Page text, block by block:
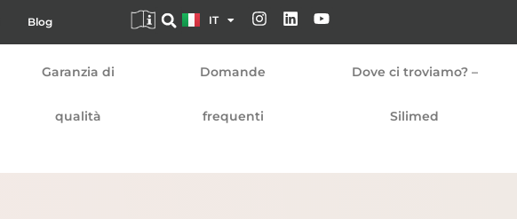
Garanzia di
qualità
Domande
frequenti
Dove ci troviamo? –
Silimed
Blog IT
EN